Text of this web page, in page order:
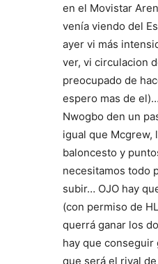
en el Movistar
venía viendo del
ayer vi más
ver, vi circulacion
preocupado de
espero mas de
Nwogbo den un
igual que Mcgrew,
baloncesto y
necesitamos todo
subir… OJO hay
(con permiso de
querrá ganar los
hay que conseguir
que será el rival